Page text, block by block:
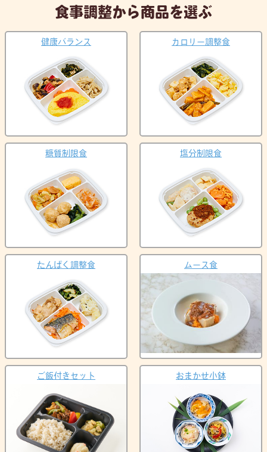
食事調整から商品を選ぶ
健康バランス カロリー調整食
糖質制限食 塩分制限食
たんぱく調整食 ムース食
ご飯付きセット おまかせ小鉢